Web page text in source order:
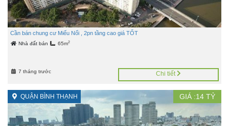
Cần bán chung cư Miếu Nổi , 2pn tầng cao giá TỐT
Nhà đất bán 65m2
7 tháng trước Chi tiết
QUẬN BÌNH THẠNH GIÁ :14 TỶ